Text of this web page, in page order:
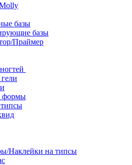
базы
базы
Праймер
формы
Наклейки на типсы